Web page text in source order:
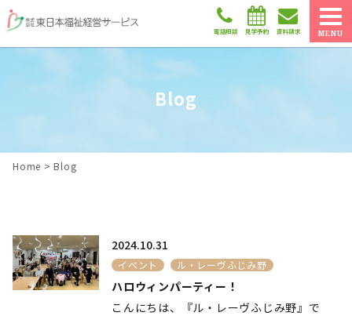
MENU
電話相談 見学予約 資料請求
Blog
Home > Blog
2024.10.31
イベント ル・レーヴふじみ野
ハロウィンパーティー！
こんにちは、『ル・レーヴふじみ野』で